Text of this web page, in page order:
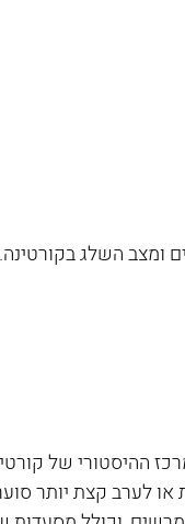
ומצב השלג בקורטינה.
ההיסטורי של
קצת יותר